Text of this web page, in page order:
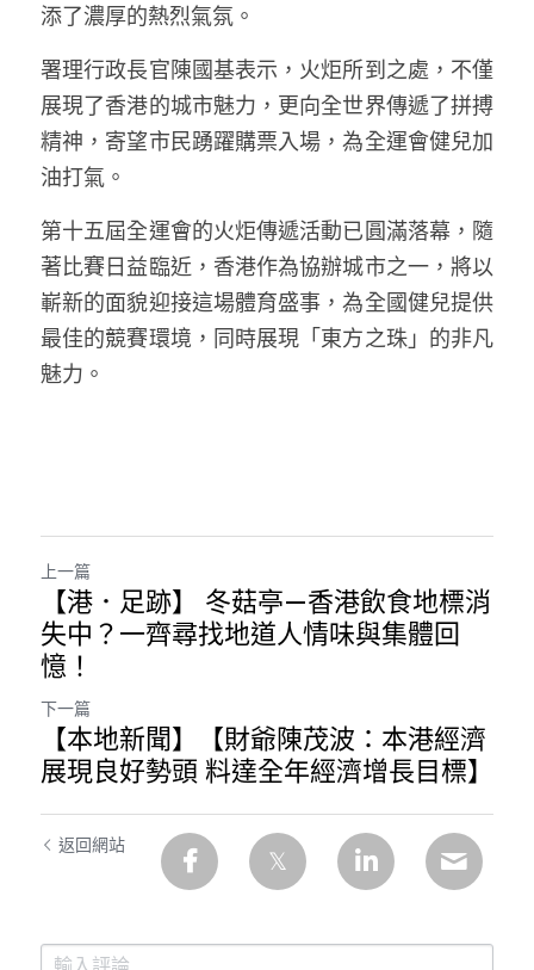
添了濃厚的熱烈氣氛。
署理行政長官陳國基表示，火炬所到之處，不僅
展現了香港的城市魅力，更向全世界傳遞了拼搏
精神，寄望市民踴躍購票入場，為全運會健兒加
油打氣。
第十五屆全運會的火炬傳遞活動已圓滿落幕，隨
著比賽日益臨近，香港作為協辦城市之一，將以
嶄新的面貌迎接這場體育盛事，為全國健兒提供
最佳的競賽環境，同時展現「東方之珠」的非凡
魅力。
上一篇
【港．足跡】 冬菇亭—香港飲食地標消
失中？一齊尋找地道人情味與集體回
憶！
下一篇
【本地新聞】【財爺陳茂波：本港經濟
展現良好勢頭 料達全年經濟增長目標】
返回網站